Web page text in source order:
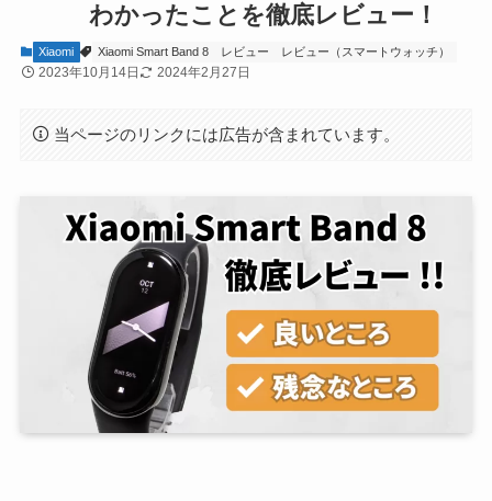
わかったことを徹底レビュー！
Xiaomi Xiaomi Smart Band 8 レビュー レビュー（スマートウォッチ）
2023年10月14日 2024年2月27日
当ページのリンクには広告が含まれています。